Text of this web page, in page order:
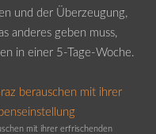
und der Überzeugung,
anderes geben muss,
in einer 5-Tage-Woche.
mit ihrer erfrischenden